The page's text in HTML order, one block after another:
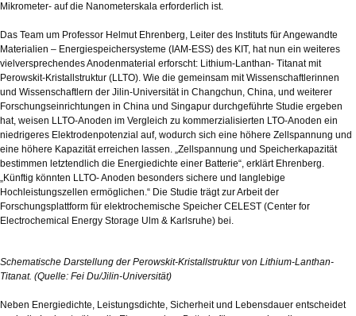
Mikrometer- auf die Nanometerskala erforderlich ist.
Das Team um Professor Helmut Ehrenberg, Leiter des Instituts für Angewandte
Materialien – Energiespeichersysteme (IAM-ESS) des KIT, hat nun ein weiteres
vielversprechendes Anodenmaterial erforscht: Lithium-Lanthan- Titanat mit
Perowskit-Kristallstruktur (LLTO). Wie die gemeinsam mit Wissenschaftlerinnen
und Wissenschaftlern der Jilin-Universität in Changchun, China, und weiterer
Forschungseinrichtungen in China und Singapur durchgeführte Studie ergeben
hat, weisen LLTO-Anoden im Vergleich zu kommerzialisierten LTO-Anoden ein
niedrigeres Elektrodenpotenzial auf, wodurch sich eine höhere Zellspannung und
eine höhere Kapazität erreichen lassen. „Zellspannung und Speicherkapazität
bestimmen letztendlich die Energiedichte einer Batterie“, erklärt Ehrenberg.
„Künftig könnten LLTO- Anoden besonders sichere und langlebige
Hochleistungszellen ermöglichen.“ Die Studie trägt zur Arbeit der
Forschungsplattform für elektrochemische Speicher CELEST (Center for
Electrochemical Energy Storage Ulm & Karlsruhe) bei.
Schematische Darstellung der Perowskit-Kristallstruktur von Lithium-Lanthan-
Titanat. (Quelle: Fei Du/Jilin-Universität)
Neben Energiedichte, Leistungsdichte, Sicherheit und Lebensdauer entscheidet